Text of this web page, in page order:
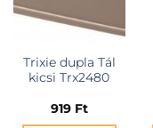
Trixie dupla Tál
kicsi Trx2480
919 Ft